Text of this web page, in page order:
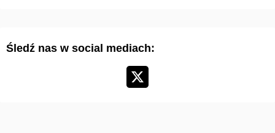
k
Śledź nas w social mediach: